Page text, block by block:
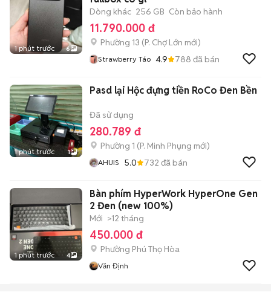
1 phút trước 6
Dòng khác 256 GB Còn bảo hành
11.790.000 đ
Phường 13 (P. Chợ Lớn mới)
Strawberry Táo 4.9 788 đã bán
1 phút trước 1
Pasd lại Hộc đựng tiền RoCo Đen Bền
Đã sử dụng
280.789 đ
Phường 1 (P. Minh Phụng mới)
AHUIS 5.0 732 đã bán
1 phút trước 4
Bàn phím HyperWork HyperOne Gen
2 Đen (new 100%)
Mới >12 tháng
450.000 đ
Phường Phú Thọ Hòa
Văn Định